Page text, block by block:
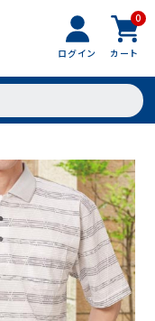
ログイン
0
カート